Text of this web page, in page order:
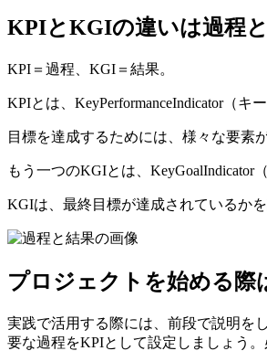
KPIとKGIの違いは過程
KPI＝過程、KGI＝結果。
KPIとは、KeyPerformanceIndicator（
目標を達成するためには、様々な要素
もう一つのKGIとは、
KGIは、最終目標が達成されているか
プロジェクトを始める際
実践で活用する際には、前段で説明を
要な過程をKPIとして設定しましょう。